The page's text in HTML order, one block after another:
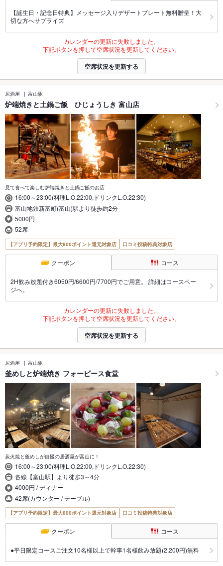
【誕生日・記念日特典】メッセージ入りデザートプレート無料贈呈！大
切な方へサプライズ
カレンダーの更新に失敗しました。
下記ボタンを押して空席状況を更新してください。
空席状況を更新する
居酒屋 富山駅
炉端焼きと土鍋ご飯 ひじょうしき 富山店
見て食べて楽しむ炉端焼きと土鍋ご飯のお店
16:00～23:00(料理L.O.22:00,ドリンクL.O.22:30)
富山地鉄新富町(富山)駅より徒歩約2分
5000円
52席
【アプリ予約限定】最大800ポイント還元対象店 口コミ投稿特典対象店
クーポン コース
2H飲み放題付き6050円/6600円/7700円でご用意。 詳細はコースペー
ジへ。
カレンダーの更新に失敗しました。
下記ボタンを押して空席状況を更新してください。
空席状況を更新する
居酒屋 富山駅
釜めしと炉端焼き フォーピース食堂
炭火焼と釜めしが自慢の居酒屋が富山に！
16:00～23:00(料理L.O.22:00,ドリンクL.O.22:30)
各線【富山駅】より徒歩3～4分
4000円 / ディナー
42席(カウンター / テーブル)
【アプリ予約限定】最大800ポイント還元対象店 口コミ投稿特典対象店
クーポン コース
●平日限定コースご注文10名様以上で幹事1名様飲み放題(2,200円)無料